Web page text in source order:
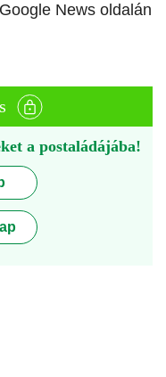
Google News oldalán
a postaládájába!